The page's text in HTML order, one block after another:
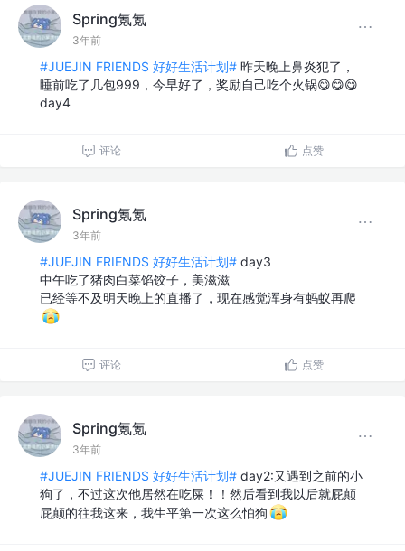
Spring氪氪
3年前
#JUEJIN FRIENDS 好好生活计划# 昨天晚上鼻炎犯了，
睡前吃了几包999，今早好了，奖励自己吃个火锅😋😋😋
day4
评论 点赞
Spring氪氪
3年前
#JUEJIN FRIENDS 好好生活计划# day3
中午吃了猪肉白菜馅饺子，美滋滋
已经等不及明天晚上的直播了，现在感觉浑身有蚂蚁再爬
评论 点赞
Spring氪氪
3年前
#JUEJIN FRIENDS 好好生活计划# day2:又遇到之前的小
狗了，不过这次他居然在吃屎！！然后看到我以后就屁颠
屁颠的往我这来，我生平第一次这么怕狗